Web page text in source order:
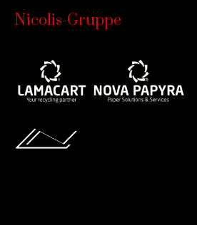
Nicolis-Gruppe